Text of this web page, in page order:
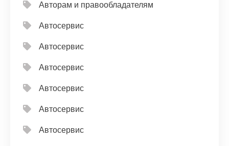
Авторам и правообладателям
Автосервис
Автосервис
Автосервис
Автосервис
Автосервис
Автосервис